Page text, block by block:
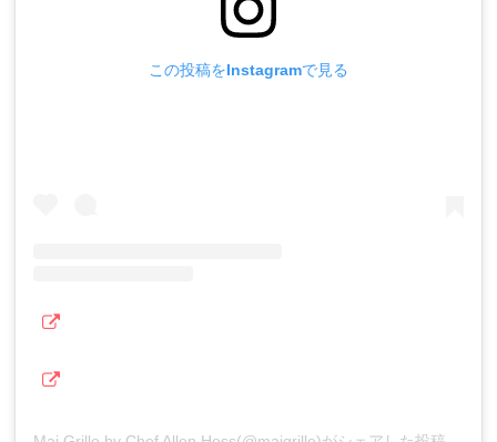
この投稿をInstagramで見る